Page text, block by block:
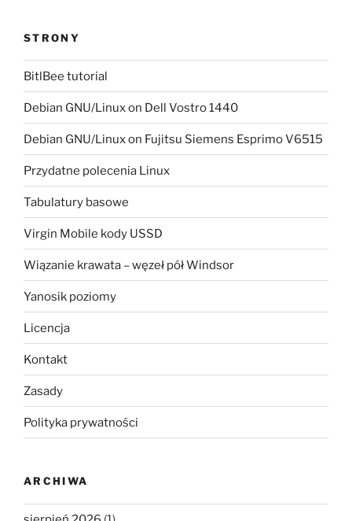
STRONY
BitlBee tutorial
Debian GNU/Linux on Dell Vostro 1440
Debian GNU/Linux on Fujitsu Siemens Esprimo V6515
Przydatne polecenia Linux
Tabulatury basowe
Virgin Mobile kody USSD
Wiązanie krawata – węzeł pół Windsor
Yanosik poziomy
Licencja
Kontakt
Zasady
Polityka prywatności
ARCHIWA